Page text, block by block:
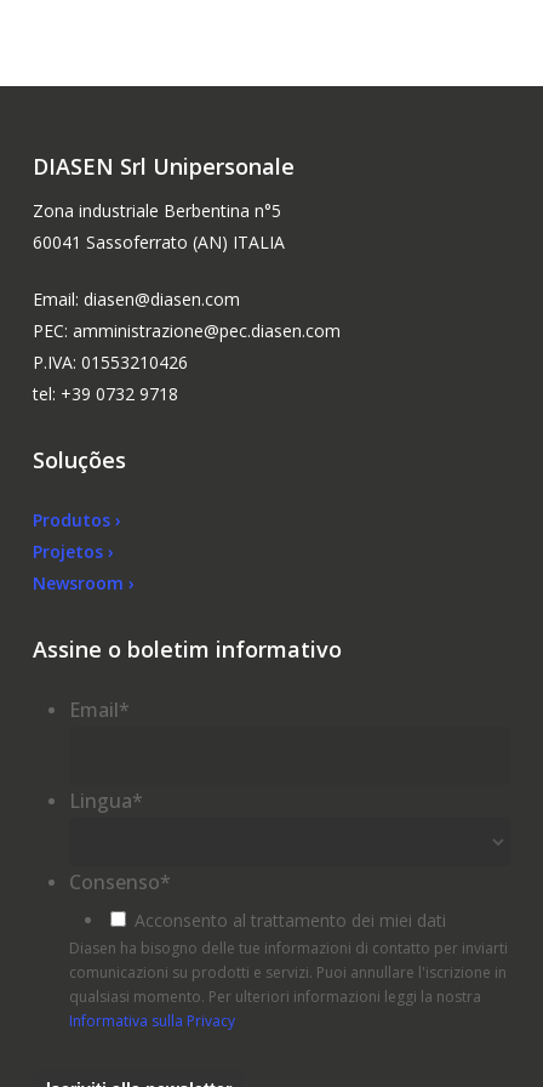
DIASEN Srl Unipersonale
Zona industriale Berbentina n°5
60041 Sassoferrato (AN) ITALIA
Email: diasen@diasen.com
PEC: amministrazione@pec.diasen.com
P.IVA: 01553210426
tel: +39 0732 9718
Soluções
Produtos ›
Projetos ›
Newsroom ›
Assine o boletim informativo
Email*
Lingua*
Consenso*
Acconsento al trattamento dei miei dati
Diasen ha bisogno delle tue informazioni di contatto per inviarti
comunicazioni su prodotti e servizi. Puoi annullare l'iscrizione in
qualsiasi momento. Per ulteriori informazioni leggi la nostra
Informativa sulla Privacy